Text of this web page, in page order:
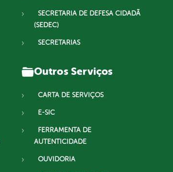
SECRETARIA DE DEFESA CIDADÃ
(SEDEC)
SECRETARIAS
Outros Serviços
CARTA DE SERVIÇOS
E-SIC
FERRAMENTA DE
AUTENTICIDADE
OUVIDORIA